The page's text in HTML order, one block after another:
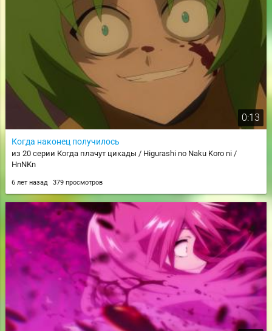
0:13
Когда наконец получилось
из 20 серии Когда плачут цикады / Higurashi no Naku Koro ni /
HnNKn
6 лет назад 379 просмотров